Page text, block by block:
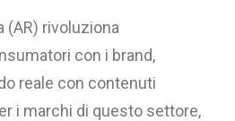
(AR) rivoluziona
con i brand,
reale con contenuti
i marchi di questo settore,